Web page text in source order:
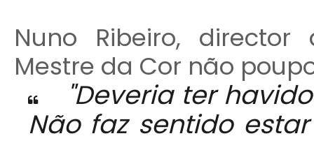
Nuno Ribeiro, director
Mestre da Cor não
"Deveria ter
Não faz sentido